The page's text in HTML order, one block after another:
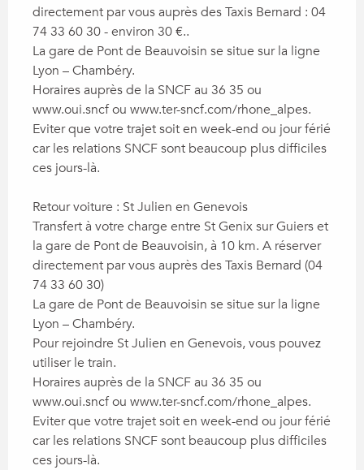
directement par vous auprès des Taxis Bernard : 04
74 33 60 30 - environ 30 €..
La gare de Pont de Beauvoisin se situe sur la ligne
Lyon – Chambéry.
Horaires auprès de la SNCF au 36 35 ou
www.oui.sncf ou www.ter-sncf.com/rhone_alpes.
Eviter que votre trajet soit en week-end ou jour férié
car les relations SNCF sont beaucoup plus difficiles
ces jours-là.
Retour voiture : St Julien en Genevois
Transfert à votre charge entre St Genix sur Guiers et
la gare de Pont de Beauvoisin, à 10 km. A réserver
directement par vous auprès des Taxis Bernard (04
74 33 60 30)
La gare de Pont de Beauvoisin se situe sur la ligne
Lyon – Chambéry.
Pour rejoindre St Julien en Genevois, vous pouvez
utiliser le train.
Horaires auprès de la SNCF au 36 35 ou
www.oui.sncf ou www.ter-sncf.com/rhone_alpes.
Eviter que votre trajet soit en week-end ou jour férié
car les relations SNCF sont beaucoup plus difficiles
ces jours-là.